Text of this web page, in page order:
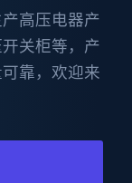
高压电器产
关柜等，产
靠，欢迎来